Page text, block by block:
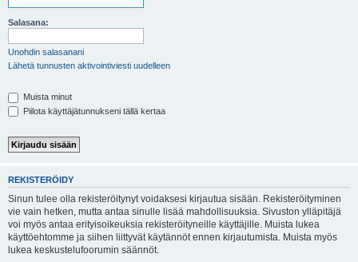
Salasana:
Unohdin salasanani
Lähetä tunnusten aktivointiviesti uudelleen
Muista minut
Piilota käyttäjätunnukseni tällä kertaa
REKISTERÖIDY
Sinun tulee olla rekisteröitynyt voidaksesi kirjautua sisään. Rekisteröityminen
vie vain hetken, mutta antaa sinulle lisää mahdollisuuksia. Sivuston ylläpitäjä
voi myös antaa erityisoikeuksia rekisteröityneille käyttäjille. Muista lukea
käyttöehtomme ja siihen liittyvät käytännöt ennen kirjautumista. Muista myös
lukea keskustelufoorumin säännöt.